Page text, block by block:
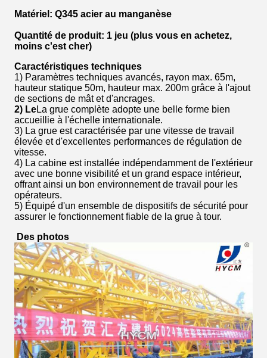
Matériel : Q345 acier au manganèse
Quantité de produit: 1 jeu (plus vous en achetez,
moins c'est cher)
Caractéristiques techniques
1) Paramètres techniques avancés, rayon max. 65m,
hauteur statique 50m, hauteur max. 200m grâce à l'ajout
de sections de mât et d'ancrages.
2) LeLa grue complète adopte une belle forme bien
accueillie à l'échelle internationale.
3) La grue est caractérisée par une vitesse de travail
élevée et d'excellentes performances de régulation de
vitesse.
4) La cabine est installée indépendamment de l'extérieur
avec une bonne visibilité et un grand espace intérieur,
offrant ainsi un bon environnement de travail pour les
opérateurs.
5) Équipé d'un ensemble de dispositifs de sécurité pour
assurer le fonctionnement fiable de la grue à tour.
Des photos